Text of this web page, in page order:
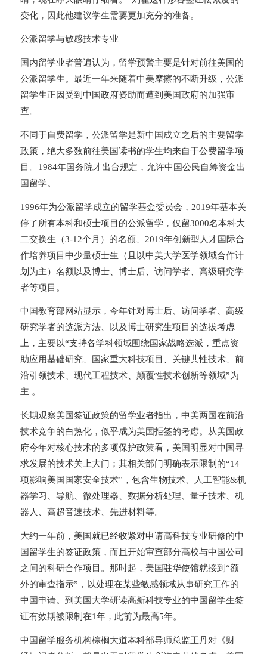
变化，因此他建议学生需要更加充分的准备。
公派留学与敏感技术专业
国内留学业者普遍认为，留学预警主要是针对前往美国的
公派留学生。 最近一年来随着中美摩擦的不断升级，公派
留学生正因受到中国政府资助而遭到美国政府的加强审
查。
不同于自费留学，公派留学是新中国成立之后的主要留学
政策，绝大多数前往美国读书的学生均来自于公费留学项
目。1984年国务院才出台规定，允许中国公民自筹资金出
国留学。
1996年为公派留学成立的留学基金委员会，2019年基本关
停了所有本科和硕士项目的公派留学，仅留3000名本科大
二交换生（3-12个月）的名额、2019年创新型人才国际合
作培养项目中少量硕士生（且以中美大学医学领域合作计
划为主）名额以及博士、博士后、访问学者、高级研究学
者等项目。
中国教育部网站显示，今年针对博士后、访问学者、高级
研究学者的选派方法、以及博士研究生项目的选拔考虑
上，主要以“支持各学科领域围绕国家战略选派，重点资
助应用基础研究、国家重大科技项目、关键共性技术、前
沿引领技术、现代工程技术、颠覆性技术创新等领域”为
主 。
长期观察美国签证政策的留学业者指出，中美两国在前沿
技术竞争的白热化，似乎成为美国拒签的考虑。从美国政
府今年对核心技术的多项保护政策看，美国明显对中国寻
求发展的技术关上大门；其相关部门明确表示限制的“14
项影响美国国家安全技术”，包含生物技术、人工智能&机
器学习、导航、微处理器、数据分析处理、量子技术、机
器人、高超音速技术、先进材料等。
大约一年前，美国就已经收紧对申请高科技专业研修的中
国留学生的签证政策，而且开始审查部分高校与中国公司
之间的科研合作项目。那时起，美国驻华使馆就接到“额
外的审查指示”，以处理在某些敏感领域从事研究工作的
中国申请。到美国大学研读高新科技专业的中国留学生签
证有效期被限制在1年，此前为最高5年。
中国留学服务机构棕榈大道本科部导师总监王丹对《财